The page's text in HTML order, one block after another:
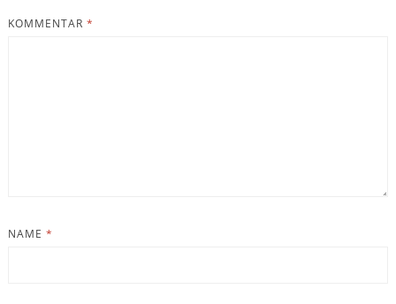
KOMMENTAR *
NAME *